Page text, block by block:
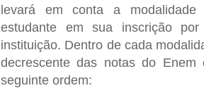
levará em conta a modalidade
estudante em sua inscrição
instituição. Dentro de cada
decrescente das notas do
seguinte ordem: